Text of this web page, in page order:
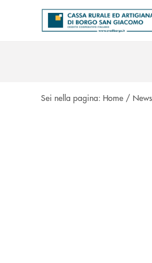
Salta al contenuto principale
Sei nella pagina: Home / News